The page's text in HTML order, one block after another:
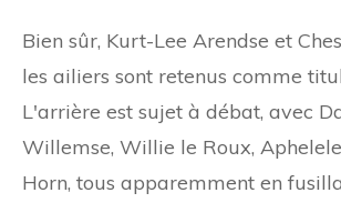
Bien sûr, Kurt-Lee Arendse et
les ailiers sont retenus comme
L'arrière est sujet à débat, avec
Willemse, Willie le Roux,
Horn, tous apparemment en